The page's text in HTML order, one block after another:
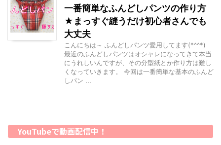
一番簡単なふんどしパンツの作り方
★まっすぐ縫うだけ初心者さんでも
大丈夫
こんにちは～ ふんどしパンツ愛用してます(*^^*)
最近のふんどしパンツはオシャレになってきて本当
にうれしいんですが、その分型紙とか作り方は難し
くなっていきます。 今回は一番簡単な基本のふんど
しパン ...
YouTubeで動画配信中！